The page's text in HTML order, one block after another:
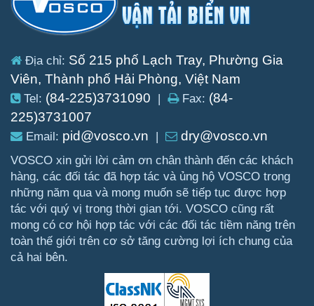
Địa chỉ: Số 215 phố Lạch Tray, Phường Gia
Viên, Thành phố Hải Phòng, Việt Nam
Tel: (84-225)3731090 | Fax: (84-
225)3731007
Email: pid@vosco.vn | dry@vosco.vn
VOSCO xin gửi lời cảm ơn chân thành đến các khách
hàng, các đối tác đã hợp tác và ủng hộ VOSCO trong
những năm qua và mong muốn sẽ tiếp tục được hợp
tác với quý vị trong thời gian tới. VOSCO cũng rất
mong có cơ hội hợp tác với các đối tác tiềm năng trên
toàn thế giới trên cơ sở tăng cường lợi ích chung của
cả hai bên.